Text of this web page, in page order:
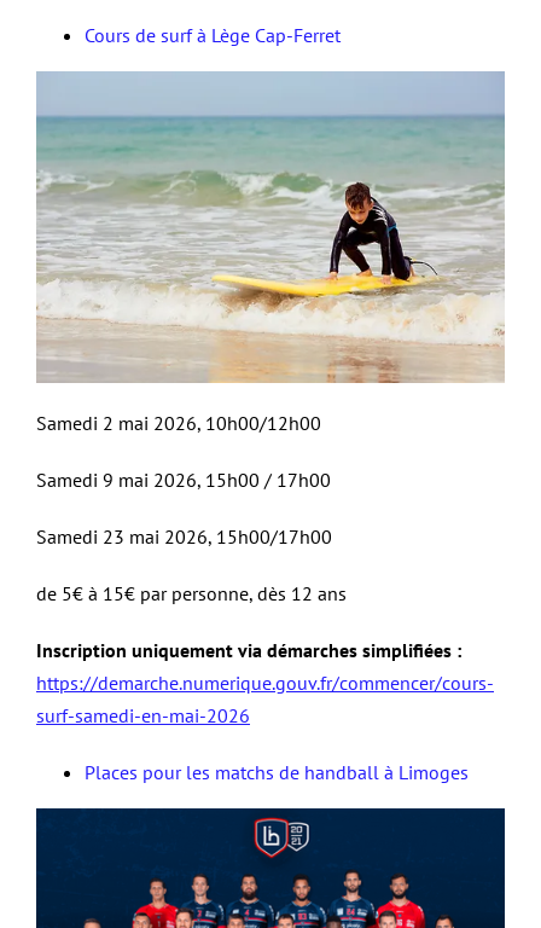
Cours de surf à Lège Cap-Ferret
Samedi 2 mai 2026, 10h00/12h00
Samedi 9 mai 2026, 15h00 / 17h00
Samedi 23 mai 2026, 15h00/17h00
de 5€ à 15€ par personne, dès 12 ans
Inscription uniquement via démarches simplifiées :
https://demarche.numerique.gouv.fr/commencer/cours-
surf-samedi-en-mai-2026
Places pour les matchs de handball à Limoges